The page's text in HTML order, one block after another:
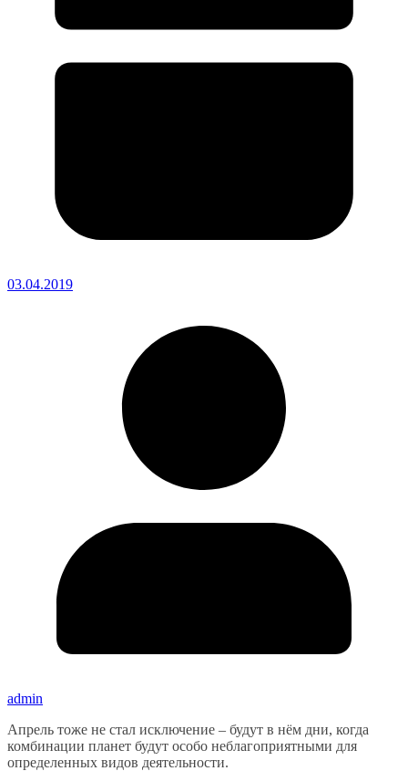
03.04.2019
admin
Апрель тоже не стал исключение – будут в нём дни, когда
комбинации планет будут особо неблагоприятными для
определенных видов деятельности.